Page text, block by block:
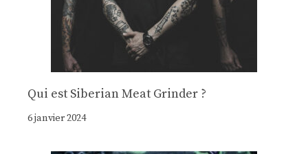
Qui est Siberian Meat Grinder ?
6 janvier 2024